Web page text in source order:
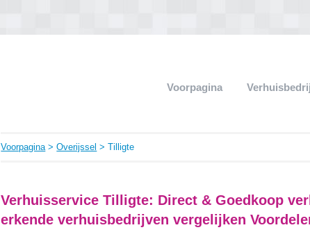
Voorpagina
Voorpagina>Overijssel > Tilligte
Verhuisservice Tilligte: Direct & Goedkoop
erkende verhuisbedrijven vergelijken